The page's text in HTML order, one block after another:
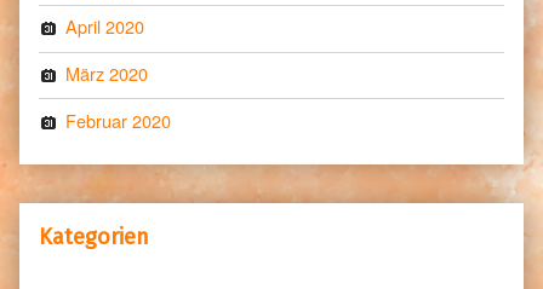
April 2020
März 2020
Februar 2020
Kategorien